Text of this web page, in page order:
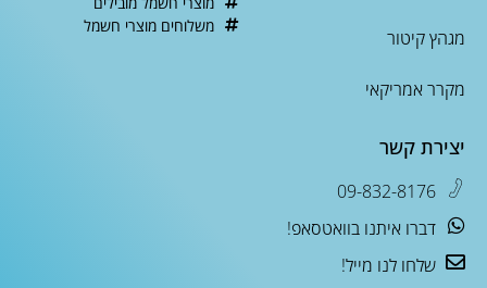
מגהץ קיטור
מקרר אמריקאי
משלוחים מוצרי חשמל
יצירת קשר
09-832-8176
דברו איתנו בוואטסאפ!
שלחו לנו מייל!